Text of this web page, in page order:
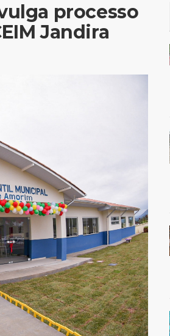
processo
Jandira